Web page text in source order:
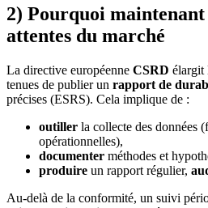
2) Pourquoi
attentes du marché
La directive européenne CSRD élargit
tenues de publier un rapport de
précises (ESRS). Cela implique de :
outiller la collecte des données
opérationnelles),
documenter méthodes et
produire un rapport régulier,
Au-delà de la conformité, un suivi